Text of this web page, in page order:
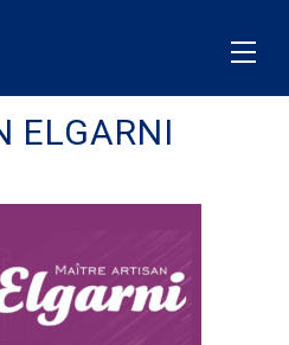
ELGARNI